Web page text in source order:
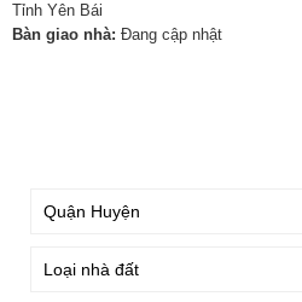
Tỉnh Yên Bái
Bàn giao nhà: Đang cập nhật